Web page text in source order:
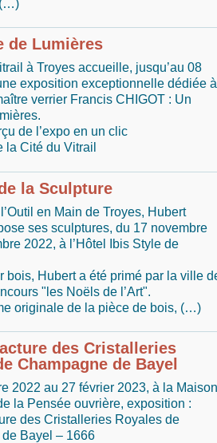
(…)
de Lumières
à Troyes accueille, jusqu’au 08
exposition exceptionnelle dédiée à
verrier Francis CHIGOT : Un
de l’expo en un clic
la Cité du Vitrail
la Sculpture
en Main de Troyes, Hubert
ses sculptures, du 17 novembre
2022, à l’Hôtel Ibis Style de
bois, Hubert a été primé par la ville
"les Noëls de l’Art".
originale de la pièce de bois, (…)
des Cristalleries
Champagne de Bayel
2022 au 27 février 2023, à la Maison
la Pensée ouvrière, exposition :
des Cristalleries Royales de
Bayel – 1666